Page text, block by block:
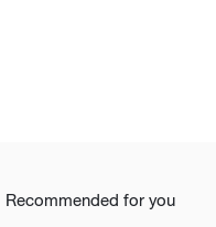
Recommended for you